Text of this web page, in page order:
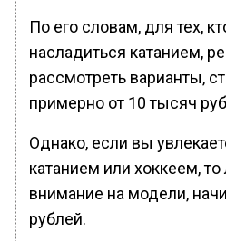
По его словам, для тех,
насладиться катанием,
рассмотреть варианты,
примерно от 10 тысяч
Однако, если вы
катанием или хоккеем,
внимание на модели,
рублей.